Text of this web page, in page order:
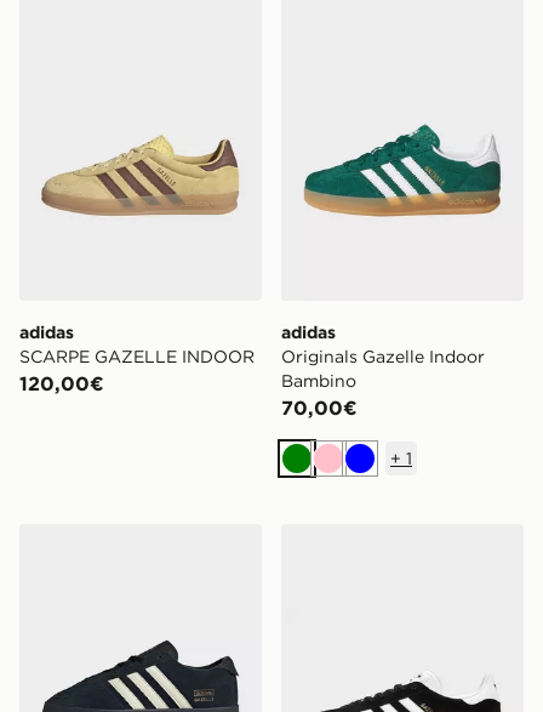
adidas
SCARPE GAZELLE INDOOR
120,00€
adidas
Originals Gazelle Indoor
Bambino
70,00€
VerdeRosa
Blu
+ 1